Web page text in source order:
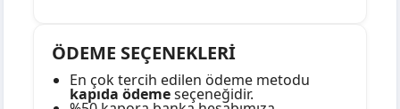
ÖDEME SEÇENEKLERİ
En çok tercih edilen ödeme metodu
kapıda ödemeseçeneğidir.